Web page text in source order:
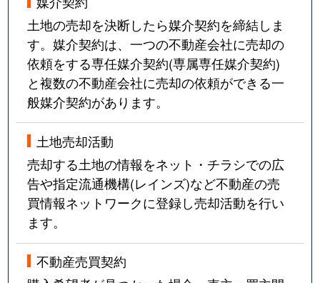
土地の売却を決断したら媒介契約を締結しま
す。媒介契約は、一つの不動産会社に売却の
依頼をする専任媒介契約(専属専任媒介契約)
と複数の不動産会社に売却の依頼ができる一
般媒介契約があります。
土地売却活動
売却する土地の情報をネット・チラシでの広
告や指定流通機構(レインズ)など不動産の売
買情報ネットワークに登録し売却活動を行い
ます。
不動産売買契約